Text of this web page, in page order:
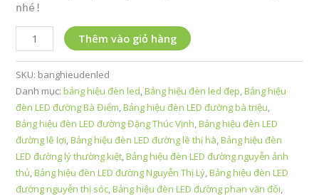
nhé!
bảng
hiệu
đèn
led
2022
số
lượng
Thêm vào giỏ hàng
SKU: banghieudenled
Danh mục:bảng hiệu đèn led,Bảng hiệu đèn led đẹp,Bảng hiệu
đèn LED đường Bà Điểm,Bảng hiệu đèn LED đường bà triệu,
Bảng hiệu đèn LED đường Đặng Thúc Vịnh,Bảng hiệu đèn LED
đường lê lợi,Bảng hiệu đèn LED đường lê thị hà,Bảng hiệu đèn
LED đường lý thường kiệt,Bảng hiệu đèn LED đường nguyễn ảnh
thủ,Bảng hiệu đèn LED đường Nguyễn Thị Lý,Bảng hiệu đèn LED
đường nguyễn thị sóc,Bảng hiệu đèn LED đường phan văn đối,